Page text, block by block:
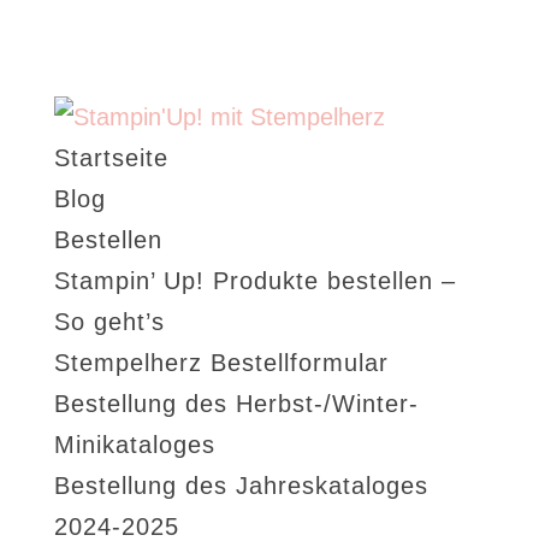
Startseite
Blog
Bestellen
Stampin’ Up! Produkte bestellen –
So geht’s
Stempelherz Bestellformular
Bestellung des Herbst-/Winter-
Minikataloges
Bestellung des Jahreskataloges
2024-2025